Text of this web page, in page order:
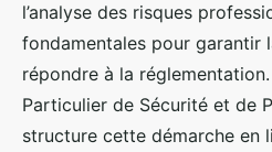
l’analyse des risques
fondamentales pour garantir
répondre à la réglementation.
Particulier de Sécurité et de
structure cette démarche en